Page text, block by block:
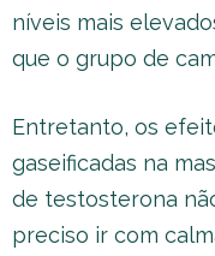
níveis mais
que o grupo de
Entretanto, os
gaseificadas na
de testosterona
preciso ir com